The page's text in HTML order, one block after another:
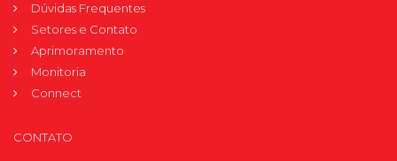
Dúvidas Frequentes
Setores e Contato
Aprimoramento
Monitoria
Connect
CONTATO